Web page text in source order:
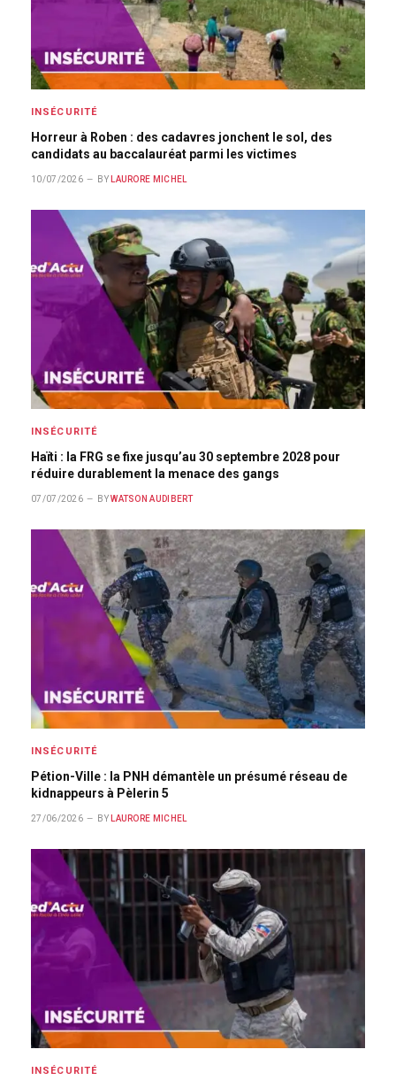
INSÉCURITÉ
Horreur à Roben : des cadavres jonchent le sol, des
candidats au baccalauréat parmi les victimes
10/07/2026 BY LAURORE MICHEL
INSÉCURITÉ
Haïti : la FRG se fixe jusqu’au 30 septembre 2028 pour
réduire durablement la menace des gangs
07/07/2026 BY WATSON AUDIBERT
INSÉCURITÉ
Pétion-Ville : la PNH démantèle un présumé réseau de
kidnappeurs à Pèlerin 5
27/06/2026 BY LAURORE MICHEL
INSÉCURITÉ